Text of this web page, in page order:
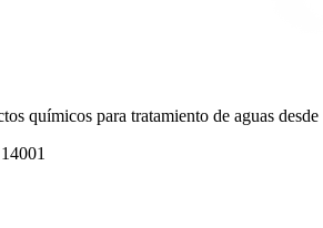
químicos para tratamiento de aguas